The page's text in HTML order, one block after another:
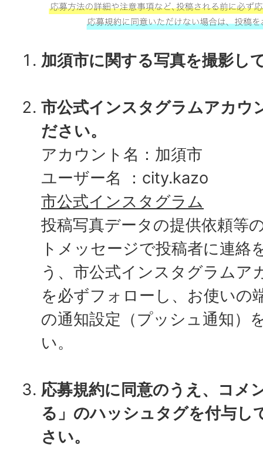
加須市に関する写真を撮影し
市公式インスタグラムアカウ
ださい。
アカウント名：加須市
ユーザー名 ：city.kazo
市公式インスタグラム
投稿写真データの提供依頼等
トメッセージで投稿者に連絡
う、市公式インスタグラムア
を必ずフォローし、お使いの
の通知設定（プッシュ通知）
い。
応募規約に同意のうえ、コメ
る」のハッシュタグを付与し
さい。